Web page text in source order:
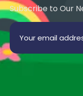
Subscribe to Our